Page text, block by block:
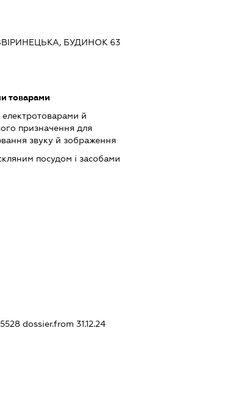
БУДИНОК 63
товарами
й
призначення для
звуку й зображення
посудом і засобами
dossier.from 31.12.24